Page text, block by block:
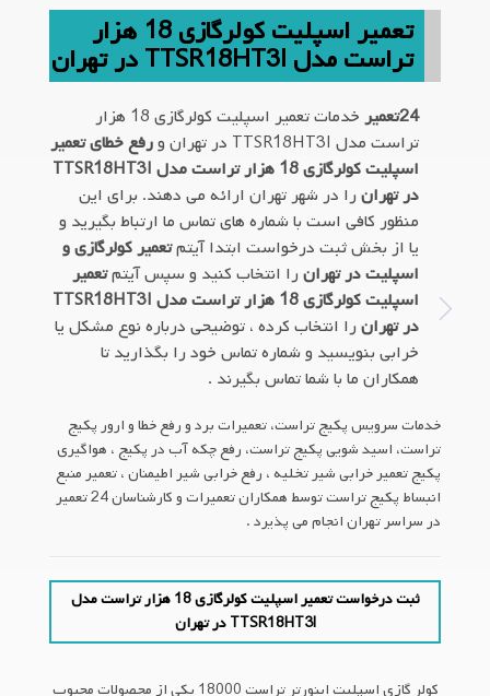
تعمیر اسپلیت کولرگازی 18 هزار
تراست مدل TTSR18HT3I در تهران
24تعمیر
خدمات تعمیر اسپلیت کولرگازی 18 هزار
تراست مدل TTSR18HT3I در تهران و
رفع خطای تعمیر
اسپلیت کولرگازی 18 هزار تراست مدل TTSR18HT3I
در تهران را در شهر تهران ارائه می دهند. برای این
منظور کافی است با شماره های تماس ما ارتباط بگیرید و
یا از بخش ثبت درخواست ابتدا آیتمتعمیر کولرگازی و
اسپلیت در تهران را انتخاب کنید و سپس آیتمتعمیر
اسپلیت کولرگازی 18 هزار تراست مدل TTSR18HT3I
در تهران را انتخاب کرده ، توضیحی درباره نوع مشکل یا
خرابی بنویسید و شماره تماس خود را بگذارید تا
همکاران ما با شما تماس بگیرند .
خدمات سرویس پکیج تراست، تعمیرات برد و رفع خطا و ارور پکیج
تراست، اسید شویی پکیج تراست، رفع چکه آب در پکیج ، هواگیری
پکیج تعمیر خرابی شیر تخلیه ، رفع خرابی شیر اطیمنان ، تعمیر منبع
انبساط پکیج تراست توسط همکاران تعمیرات و کارشناسان 24 تعمیر
در سراسر تهران انجام می پذیرد .
ثبت درخواست تعمیر اسپلیت کولرگازی 18 هزار تراست مدل
TTSR18HT3I در تهران
کولر گازی اسپلیت اینورتر تراست 18000 یکی از محصولات محبوب